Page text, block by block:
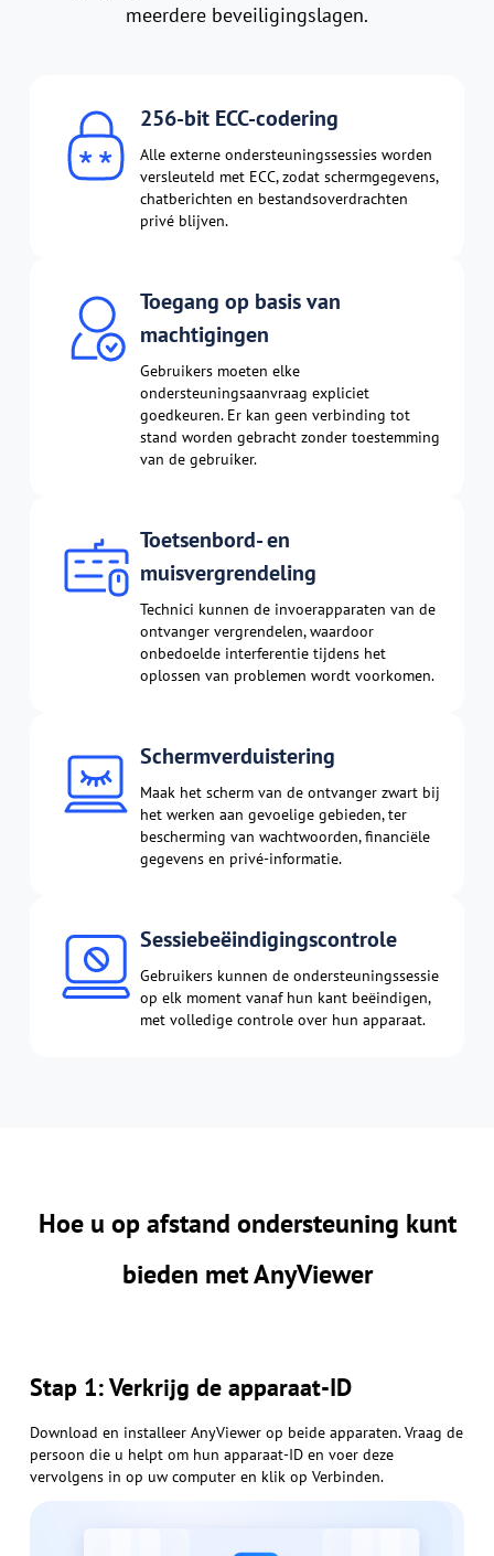
meerdere beveiligingslagen.
256-bit ECC-codering
Alle externe ondersteuningssessies worden
versleuteld met ECC, zodat schermgegevens,
chatberichten en bestandsoverdrachten
privé blijven.
Toegang op basis van
machtigingen
Gebruikers moeten elke
ondersteuningsaanvraag expliciet
goedkeuren. Er kan geen verbinding tot
stand worden gebracht zonder toestemming
van de gebruiker.
Toetsenbord- en
muisvergrendeling
Technici kunnen de invoerapparaten van de
ontvanger vergrendelen, waardoor
onbedoelde interferentie tijdens het
oplossen van problemen wordt voorkomen.
Schermverduistering
Maak het scherm van de ontvanger zwart bij
het werken aan gevoelige gebieden, ter
bescherming van wachtwoorden, financiële
gegevens en privé-informatie.
Sessiebeëindigingscontrole
Gebruikers kunnen de ondersteuningssessie
op elk moment vanaf hun kant beëindigen,
met volledige controle over hun apparaat.
Hoe u op afstand ondersteuning kunt
bieden met AnyViewer
Stap 1: Verkrijg de apparaat-ID
Download en installeer AnyViewer op beide apparaten. Vraag de
persoon die u helpt om hun apparaat-ID en voer deze
vervolgens in op uw computer en klik op Verbinden.